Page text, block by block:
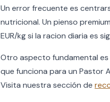
Un error frecuente es
nutricional. Un pienso
EUR/kg si la racion diaria es
Otro aspecto fundamental es
que funciona para un Pastor
Visita nuestra sección de